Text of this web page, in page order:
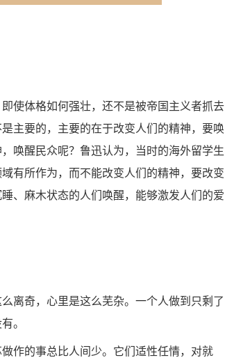
使体格如何强壮，还不是被帝国主义者抓去
主要的，主要的在于改变人们的精神，要唤
唤醒民众呢？鲁迅认为，当时的海外留学生
有所作为，而不能改变人们的精神，要改变
、麻木状态的人们唤醒，能够激发人们的爱
离奇，心里是这么芜杂。一个人做到只剩了
。
作的事总比人间少。它们适性任情，对就